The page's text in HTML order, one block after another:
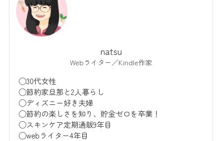
natsu
Webライター／Kindle作家
◯30代女性
◯節約家旦那と2人暮らし
◯ディズニー好き夫婦
◯節約の楽しさを知り、貯金ゼロを卒業！
◯スキンケア定期通販9年目
◯webライター4年目